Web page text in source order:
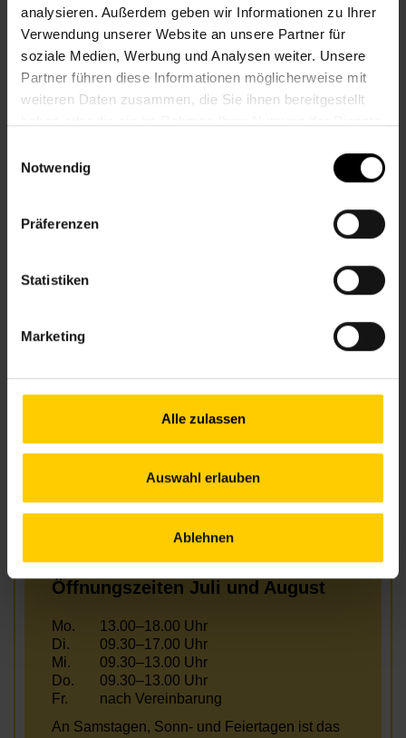
analysieren. Außerdem geben wir Informationen zu Ihrer
Verwendung unserer Website an unsere Partner für
soziale Medien, Werbung und Analysen weiter. Unsere
Partner führen diese Informationen möglicherweise mit
weiteren Daten zusammen, die Sie ihnen bereitgestellt
Notwendig
Präferenzen
Statistiken
Marketing
Alle zulassen
Auswahl erlauben
Ablehnen
NACHBARSCHAFTSZENTRUM 08
8., Florianigasse 24
nbz8@wiener.hilfswerk.at
13A – Theater in der Josefstadt
Öffnungszeiten Juni
09.30–17.00 Uhr
Mi.
13.00–18.00 Uhr
nach Vereinbarung
Öffnungszeiten Juli und August
Mo.
13.00–18.00 Uhr
Di.
09.30–17.00 Uhr
Mi.
09.30–13.00 Uhr
Do.
09.30–13.00 Uhr
Fr.
nach Vereinbarung
An Samstagen, Sonn- und Feiertagen ist das